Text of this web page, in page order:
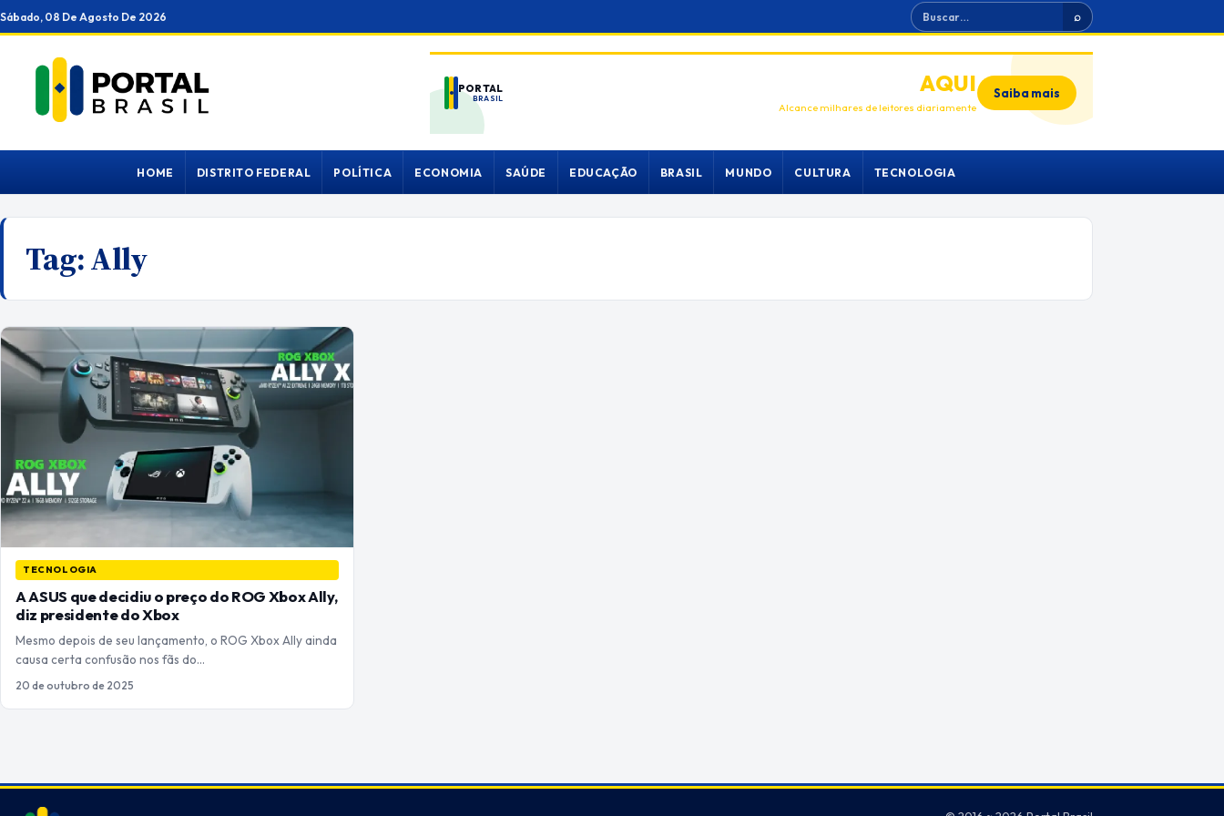
Ir
para
conteúdo
Sábado, 08 De Agosto De 2026 Buscar ⌕
PORTAL
BRASIL
ANUNCIEAQUI
Alcance milhares de leitores diariamente
Saiba mais
HOME DISTRITO FEDERAL POLÍTICA ECONOMIA SAÚDE EDUCAÇÃO BRASIL MUNDO CULTURA TECNOLOGIA
Tag:Ally
TECNOLOGIA
A ASUS que decidiu o preço do ROG Xbox Ally,
diz presidente do Xbox
Mesmo depois de seu lançamento, o ROG Xbox Ally ainda
causa certa confusão nos fãs do…
20 de outubro de 2025